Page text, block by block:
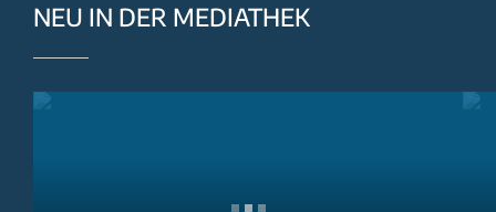
NEU IN DER MEDIATHEK